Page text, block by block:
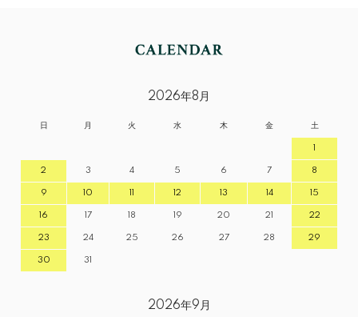
2026年8月
日 月 火 水 木 金 土
1
2 3 4 5 6 7 8
9 10 11 12 13 14 15
16 17 18 19 20 21 22
23 24 25 26 27 28 29
30 31
2026年9月